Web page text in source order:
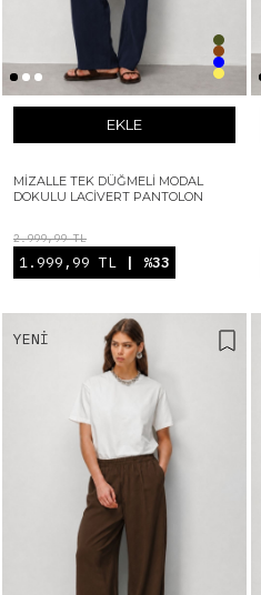
EKLE
MIZALLE TEK DÜĞMELI MODAL
DOKULU LACIVERT PANTOLON
2.999,99 TL
1.999,99 TL | %33
YENI